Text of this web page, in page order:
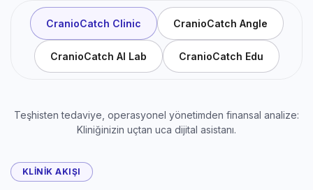
CranioCatch Clinic CranioCatch Angle
CranioCatch AI Lab CranioCatch Edu
Teşhisten tedaviye, operasyonel yönetimden finansal analize:
Kliniğinizin uçtan uca dijital asistanı.
KLINIK AKIŞI